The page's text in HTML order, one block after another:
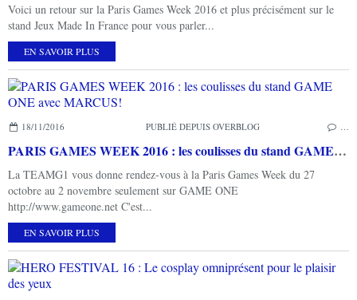
Voici un retour sur la Paris Games Week 2016 et plus précisément sur le
stand Jeux Made In France pour vous parler...
EN SAVOIR PLUS
18/11/2016 PUBLIÉ DEPUIS OVERBLOG
PARIS GAMES WEEK 2016 : les coulisses du stand GAME ONE avec MARCUS!
La TEAMG1 vous donne rendez-vous à la Paris Games Week du 27
octobre au 2 novembre seulement sur GAME ONE
http://www.gameone.net C'est...
EN SAVOIR PLUS